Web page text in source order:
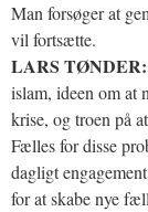
Man forsøger at
vil fortsætte.
LARS TØNDER:
islam, ideen om at
krise, og troen på
Fælles for disse
dagligt
for at skabe nye